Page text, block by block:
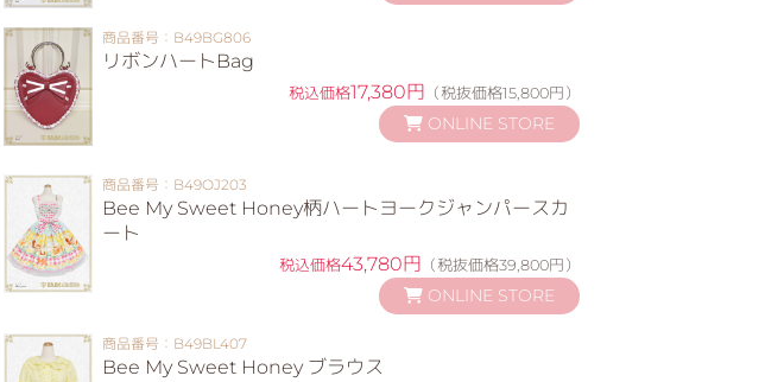
商品番号：B49BG806
リボンハートBag
税込価格17,380円 （税抜価格15,800円）
ONLINE STORE
商品番号：B49OJ203
Bee My Sweet Honey柄ハートヨークジャンパースカ
ート
税込価格43,780円 （税抜価格39,800円）
ONLINE STORE
商品番号：B49BL407
Bee My Sweet Honey ブラウス